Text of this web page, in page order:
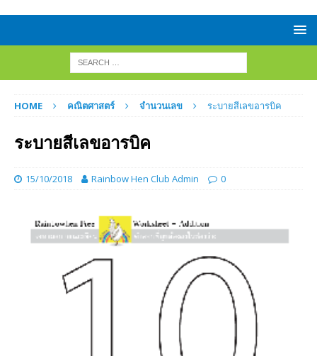
HOME คณิตศาสตร์ จำนวนเลข ระบายสีเลขอารบิค
ระบายสีเลขอารบิค
15/10/2018 Rainbow Hen Club Admin 0